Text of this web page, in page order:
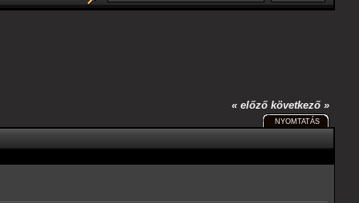
« előző következő »
NYOMTATÁS